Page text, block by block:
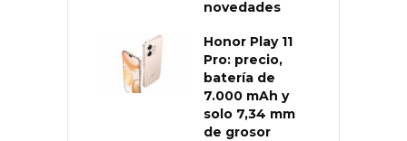
novedades
Honor Play 11
Pro: precio,
batería de
7.000 mAh y
solo 7,34 mm
de grosor